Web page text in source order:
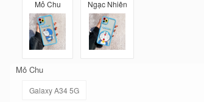
Mỏ Chu Ngạc Nhiên
Mỏ Chu
Galaxy A34 5G